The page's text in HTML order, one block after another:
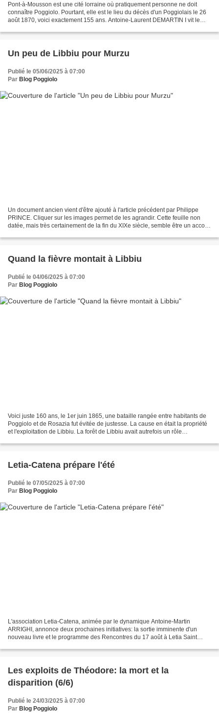
Pont-à-Mousson est une cité lorraine où pratiquement personne ne doit
connaître Poggiolo. Pourtant, elle est le lieu du décès d'un Poggiolais le 26
août 1870, voici exactement 155 ans. Antoine-Laurent DEMARTIN I vit le
Un peu de Libbiu pour Murzu
Publié le 05/06/2025 à 07:00
Par Blog Poggiolo
Un document ancien vient d'être ajouté à l'article précédent par Philippe
PRINCE. Cliquer sur les images permet de les agrandir. Cette feuille non
datée, mais très certainement de la fin du XIXe siècle, semble être un accord
Quand la fièvre montait à Libbiu
Publié le 04/06/2025 à 07:00
Par Blog Poggiolo
Voici juste 160 ans, le 1er juin 1865, une bataille rangée entre habitants de
Poggiolo et de Rosazia fut évitée de justesse. La cause en était la propriété
et l'exploitation de Libbiu. La forêt de Libbiu avait autrefois un rôle
Letia-Catena prépare l'été
Publié le 07/05/2025 à 07:00
Par Blog Poggiolo
L'association Letia-Catena, animée par le dynamique Antoine-Martin
ARRIGHI, annonce deux prochaines initiatives: la sortie imminente d'un
nouveau livre et le programme des Rencontres du 17 août à Letia Saint
Les exploits de Théodore: la mort et la
disparition (6/6)
Publié le 24/03/2025 à 07:00
Par Blog Poggiolo